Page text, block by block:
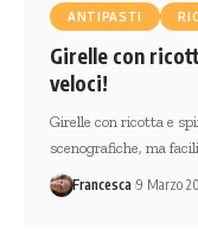
ANTIPASTI
Girelle con
veloci!
Girelle con ricotta e
scenografiche, ma
Francesca 9 Marzo